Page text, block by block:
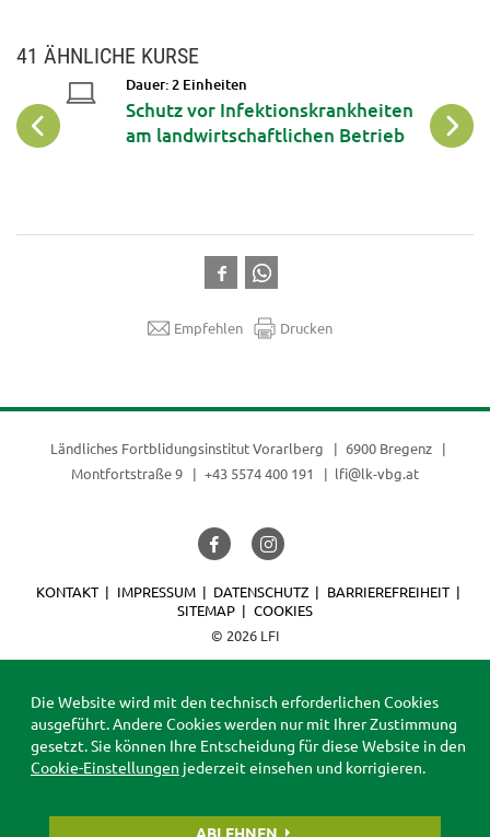
41 ÄHNLICHE KURSE
Dauer: 2 Einheiten
Schutz vor Infektionskrankheiten
am landwirtschaftlichen Betrieb
Empfehlen Drucken
Ländliches Fortblidungsinstitut Vorarlberg
6900 Bregenz
Montfortstraße 9
+43 5574 400 191 lfi@lk-vbg.at
© 2026 LFI
KONTAKT IMPRESSUM DATENSCHUTZ
BARRIEREFREIHEIT
SITEMAP
COOKIES
Die Website wird mit den technisch erforderlichen Cookies
ausgeführt. Andere Cookies werden nur mit Ihrer Zustimmung
gesetzt. Sie können Ihre Entscheidung für diese Website in den
Cookie-Einstellungen jederzeit einsehen und korrigieren.
ABLEHNEN